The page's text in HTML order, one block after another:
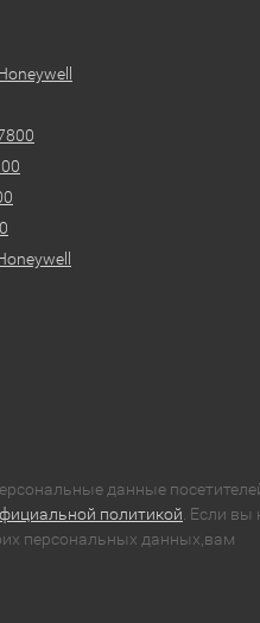
данные
политикой . Если вы
персональных данных,вам